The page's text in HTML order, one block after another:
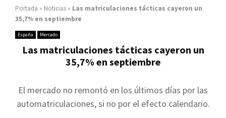
Portada » Noticias » Las matriculaciones tácticas cayeron un
35,7% en septiembre
España Mercado
Las matriculaciones tácticas cayeron un
35,7% en septiembre
El mercado no remontó en los últimos días por las
automatriculaciones, si no por el efecto calendario.